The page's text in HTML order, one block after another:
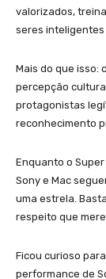
valorizados,
seres inteligentes
Mais do que isso:
percepção
protagonistas
reconhecimento
Enquanto o
Sony e Mac
uma estrela.
respeito que
Ficou curioso
performance de